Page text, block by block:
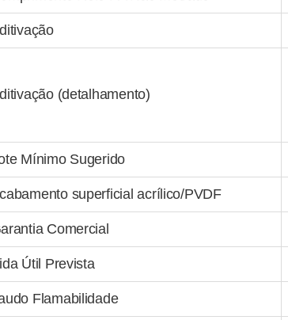
(detalhamento)
Mínimo Sugerido
superficial acrílico/PVDF
Comercial
Útil Prevista
Flamabilidade